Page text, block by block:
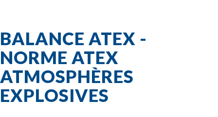
BALANCE ATEX -
NORME ATEX
ATMOSPHÈRES
EXPLOSIVES